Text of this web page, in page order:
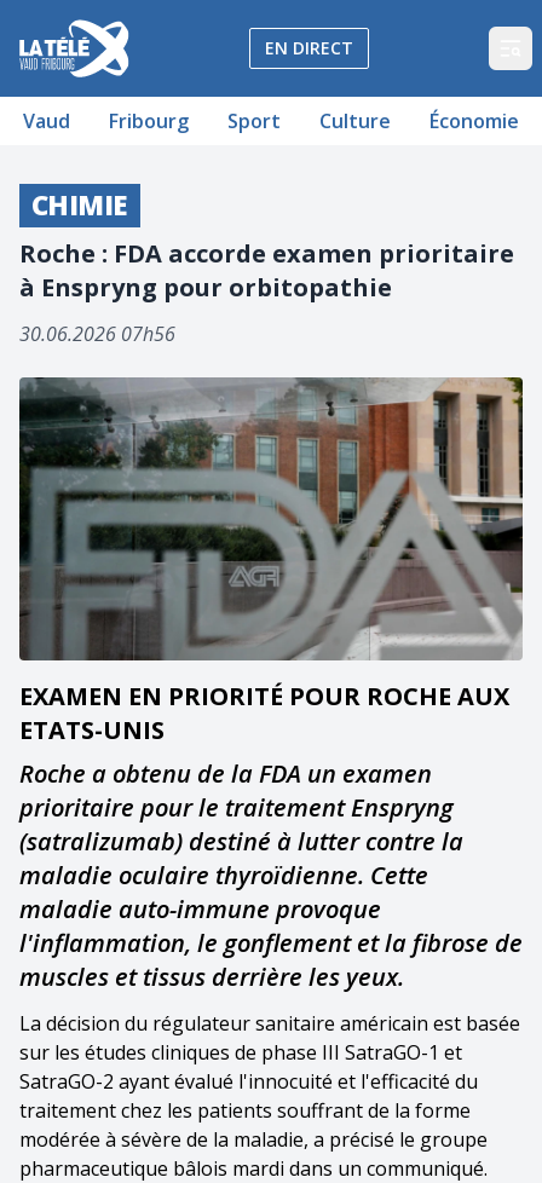
La Télé - Télévision régionale Vaud et Fribourg
EN DIRECT
Vaud Fribourg Sport Culture Économie
CHIMIE
Roche : FDA accorde examen prioritaire
à Enspryng pour orbitopathie
30.06.2026 07h56
EXAMEN EN PRIORITÉ POUR ROCHE AUX
ETATS-UNIS
Roche a obtenu de la FDA un examen
prioritaire pour le traitement Enspryng
(satralizumab) destiné à lutter contre la
maladie oculaire thyroïdienne. Cette
maladie auto-immune provoque
l'inflammation, le gonflement et la fibrose de
muscles et tissus derrière les yeux.
La décision du régulateur sanitaire américain est basée
sur les études cliniques de phase III SatraGO-1 et
SatraGO-2 ayant évalué l'innocuité et l'efficacité du
traitement chez les patients souffrant de la forme
modérée à sévère de la maladie, a précisé le groupe
pharmaceutique bâlois mardi dans un communiqué.